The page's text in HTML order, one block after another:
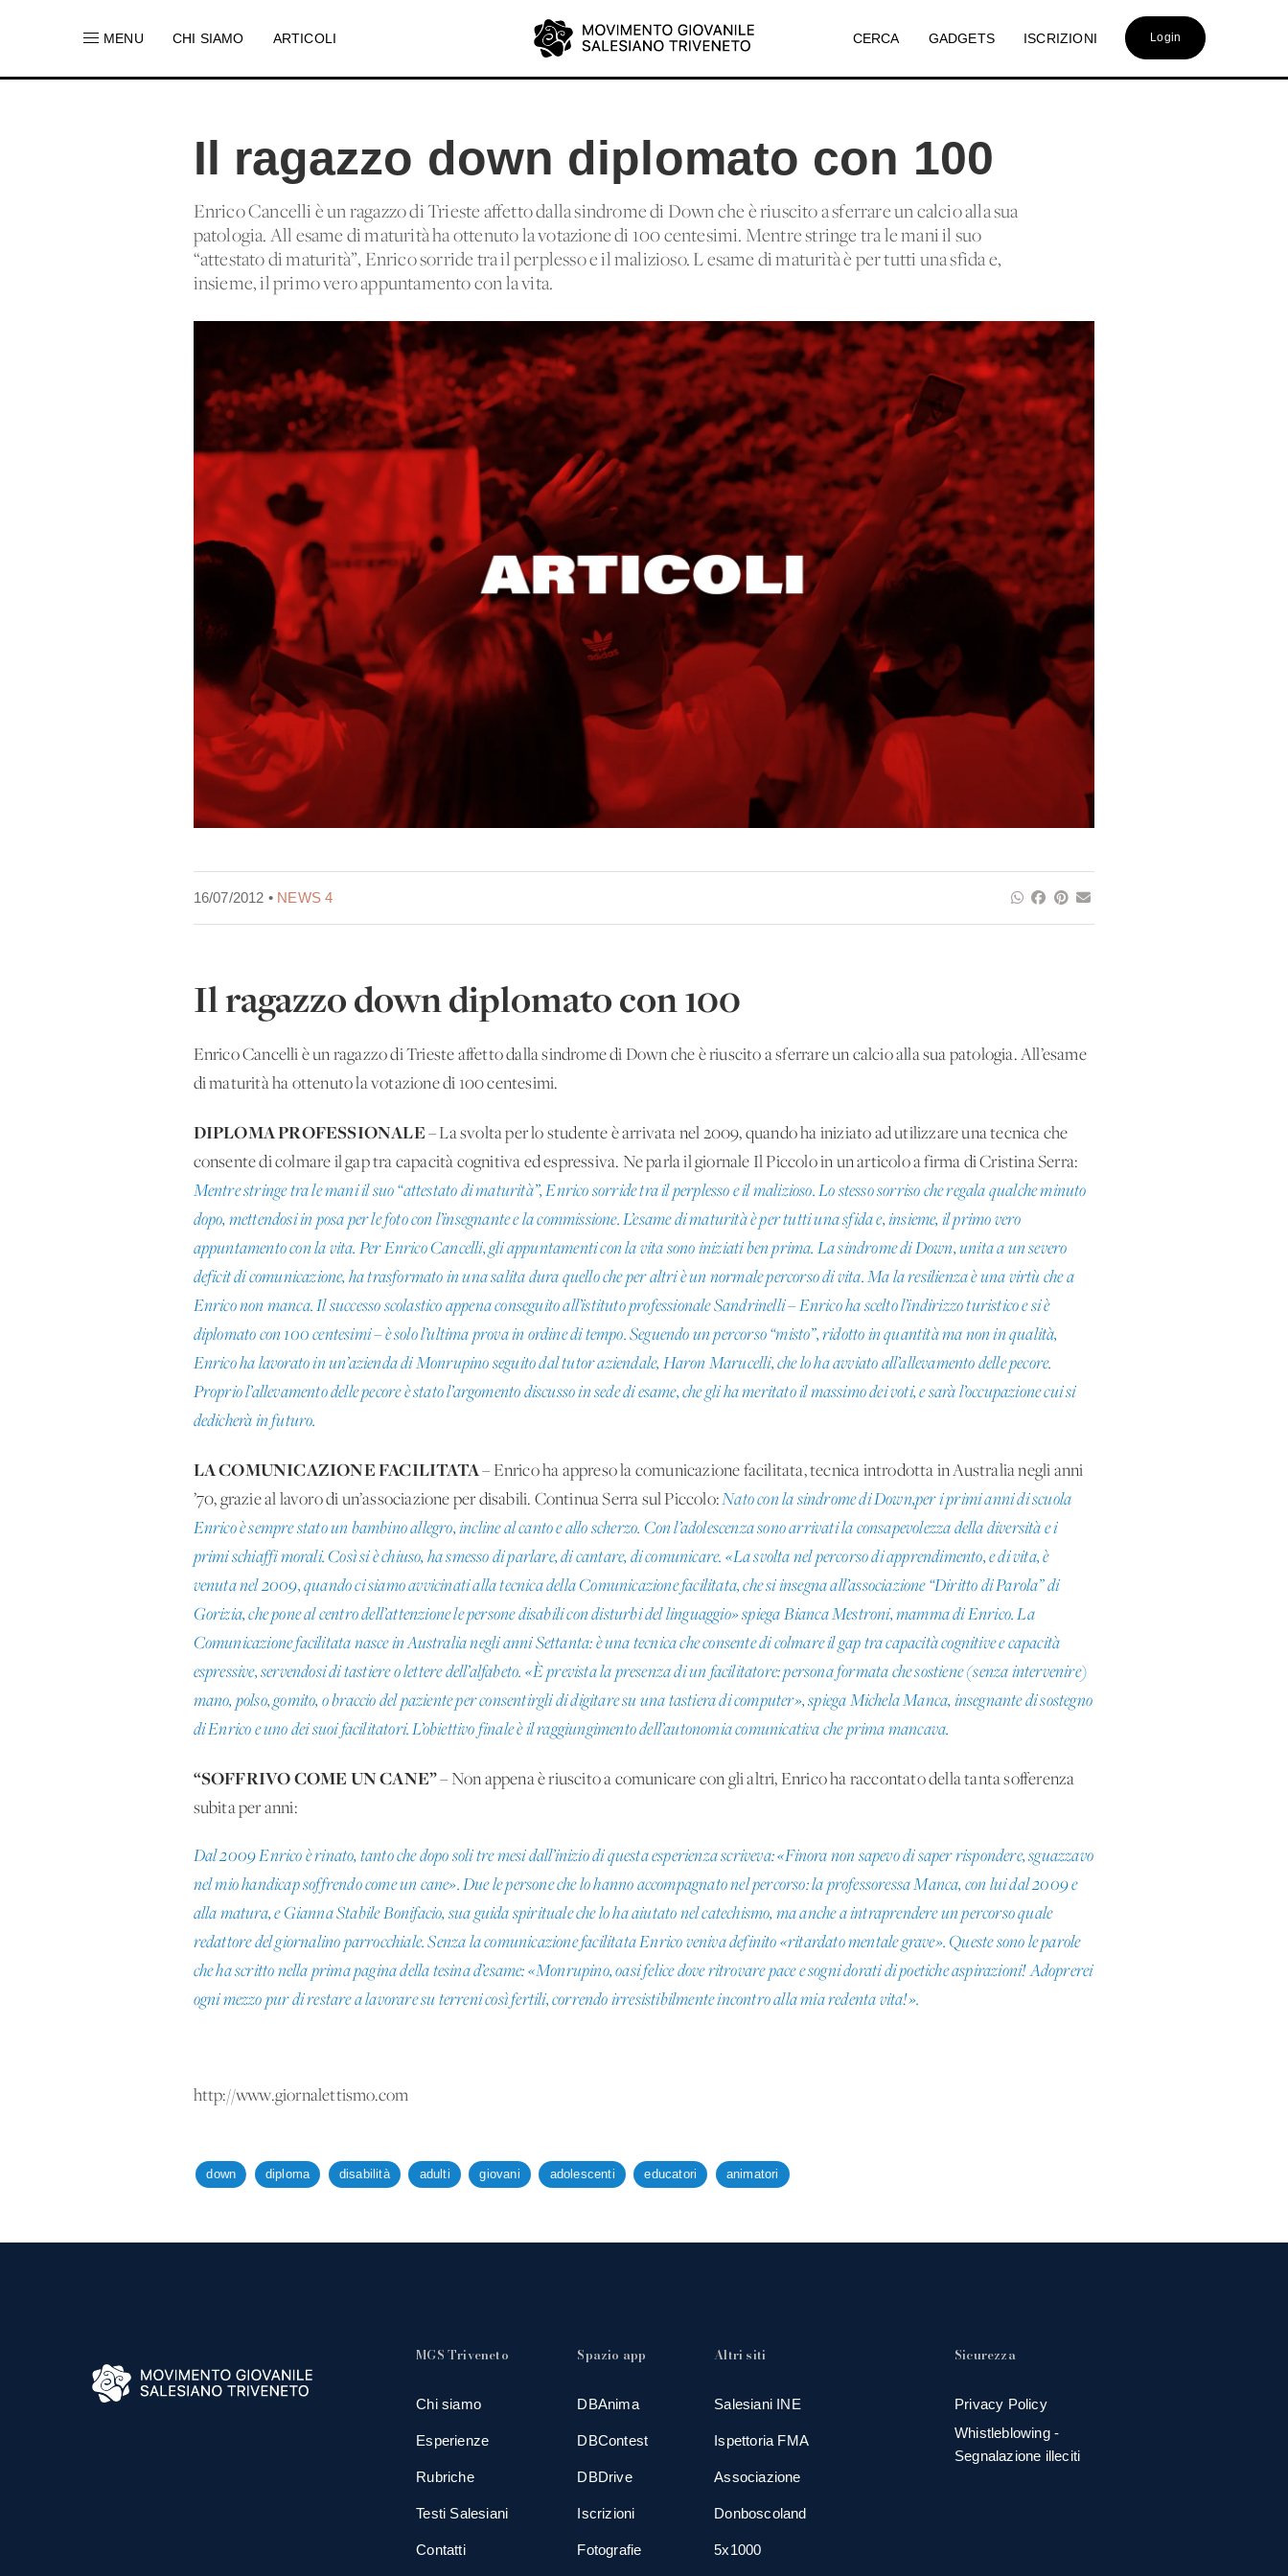
MENU CHI SIAMO ARTICOLI CERCA GADGETS ISCRIZIONI Login
Il ragazzo down diplomato con 100
Enrico Cancelli è un ragazzo di Trieste affetto dalla sindrome di Down che è riuscito a sferrare un calcio alla sua
patologia. All'esame di maturità ha ottenuto la votazione di 100 centesimi. Mentre stringe tra le mani il suo
“attestato di maturità”, Enrico sorride tra il perplesso e il malizioso. L'esame di maturità è per tutti una sfida e,
insieme, il primo vero appuntamento con la vita.
16/07/2012 • NEWS 4
Il ragazzo down diplomato con 100
Enrico Cancelli è un ragazzo di Trieste affetto dalla sindrome di Down che è riuscito a sferrare un calcio alla sua patologia. All’esame
di maturità ha ottenuto la votazione di 100 centesimi.
DIPLOMA PROFESSIONALE – La svolta per lo studente è arrivata nel 2009, quando ha iniziato ad utilizzare una tecnica che
consente di colmare il gap tra capacità cognitiva ed espressiva. Ne parla il giornale Il Piccolo in un articolo a firma di Cristina Serra:
Mentre stringe tra le mani il suo “attestato di maturità”, Enrico sorride tra il perplesso e il malizioso. Lo stesso sorriso che regala qualche minuto
dopo, mettendosi in posa per le foto con l’insegnante e la commissione. L’esame di maturità è per tutti una sfida e, insieme, il primo vero
appuntamento con la vita. Per Enrico Cancelli, gli appuntamenti con la vita sono iniziati ben prima. La sindrome di Down, unita a un severo
deficit di comunicazione, ha trasformato in una salita dura quello che per altri è un normale percorso di vita. Ma la resilienza è una virtù che a
Enrico non manca. Il successo scolastico appena conseguito all’istituto professionale Sandrinelli – Enrico ha scelto l’indirizzo turistico e si è
diplomato con 100 centesimi – è solo l’ultima prova in ordine di tempo. Seguendo un percorso “misto”, ridotto in quantità ma non in qualità,
Enrico ha lavorato in un’azienda di Monrupino seguito dal tutor aziendale, Haron Marucelli, che lo ha avviato all’allevamento delle pecore.
Proprio l’allevamento delle pecore è stato l’argomento discusso in sede di esame, che gli ha meritato il massimo dei voti, e sarà l’occupazione cui si
dedicherà in futuro.
LA COMUNICAZIONE FACILITATA– Enrico ha appreso la comunicazione facilitata, tecnica introdotta in Australia negli anni
’70, grazie al lavoro di un’associazione per disabili. Continua Serra sul Piccolo:Nato con la sindrome di Down,per i primi anni di scuola
Enrico è sempre stato un bambino allegro, incline al canto e allo scherzo. Con l’adolescenza sono arrivati la consapevolezza della diversità e i
primi schiaffi morali. Così si è chiuso, ha smesso di parlare, di cantare, di comunicare. «La svolta nel percorso di apprendimento, e di vita, è
venuta nel 2009, quando ci siamo avvicinati alla tecnica della Comunicazione facilitata, che si insegna all’associazione “Diritto di Parola” di
Gorizia, che pone al centro dell’attenzione le persone disabili con disturbi del linguaggio» spiega Bianca Mestroni, mamma di Enrico. La
Comunicazione facilitata nasce in Australia negli anni Settanta: è una tecnica che consente di colmare il gap tra capacità cognitive e capacità
espressive, servendosi di tastiere o lettere dell’alfabeto. «È prevista la presenza di un facilitatore: persona formata che sostiene (senza intervenire)
mano, polso, gomito, o braccio del paziente per consentirgli di digitare su una tastiera di computer», spiega Michela Manca, insegnante di sostegno
di Enrico e uno dei suoi facilitatori. L’obiettivo finale è il raggiungimento dell’autonomia comunicativa che prima mancava.
“SOFFRIVO COME UN CANE”– Non appena è riuscito a comunicare con gli altri, Enrico ha raccontato della tanta sofferenza
subita per anni:
Dal 2009 Enrico è rinato, tanto che dopo soli tre mesi dall’inizio di questa esperienza scriveva: «Finora non sapevo di saper rispondere, sguazzavo
nel mio handicap soffrendo come un cane». Due le persone che lo hanno accompagnato nel percorso: la professoressa Manca, con lui dal 2009 e
alla matura, e Gianna Stabile Bonifacio, sua guida spirituale che lo ha aiutato nel catechismo, ma anche a intraprendere un percorso quale
redattore del giornalino parrocchiale. Senza la comunicazione facilitata Enrico veniva definito «ritardato mentale grave». Queste sono le parole
che ha scritto nella prima pagina della tesina d’esame: «Monrupino, oasi felice dove ritrovare pace e sogni dorati di poetiche aspirazioni! Adoprerei
ogni mezzo pur di restare a lavorare su terreni così fertili, correndo irresistibilmente incontro alla mia redenta vita!».
http://www.giornalettismo.com
down diploma disabilità adulti giovani adolescenti educatori animatori
MGS Triveneto
Chi siamo
Esperienze
Rubriche
Testi Salesiani
Contatti
Spazio app
DBAnima
DBContest
DBDrive
Iscrizioni
Fotografie
Altri siti
Salesiani INE
Ispettoria FMA
Associazione
Donboscoland
5x1000
Sicurezza
Privacy Policy
Whistleblowing -
Segnalazione illeciti